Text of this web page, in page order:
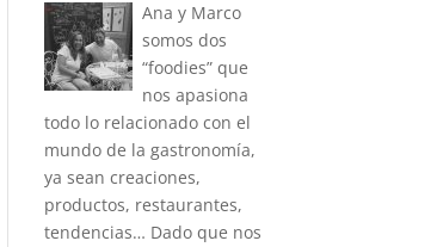
Ana y Marco
somos dos
“foodies” que
nos apasiona
todo lo relacionado con el
mundo de la gastronomía,
ya sean creaciones,
productos, restaurantes,
tendencias… Dado que nos